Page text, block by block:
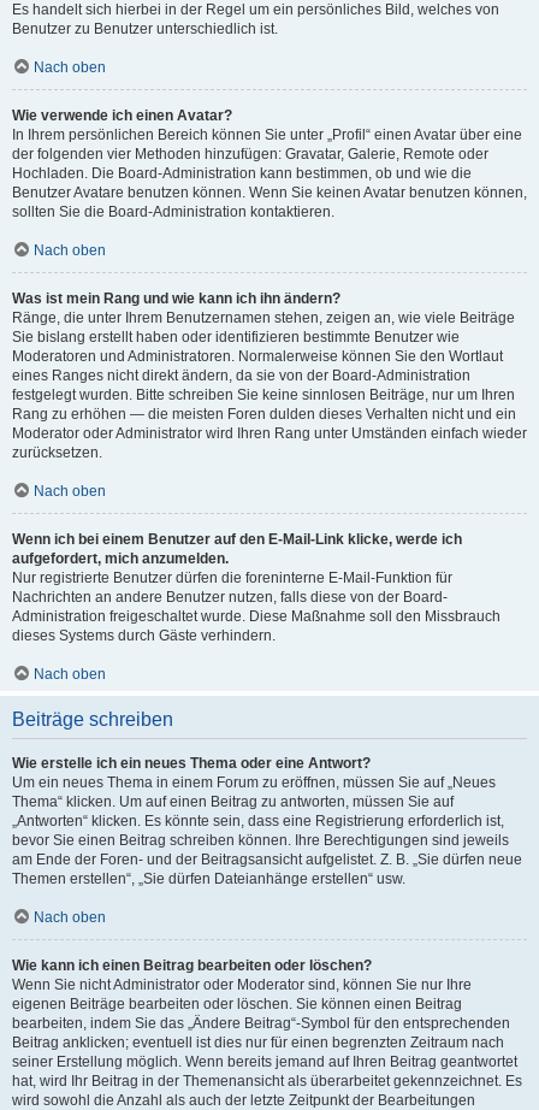
Es handelt sich hierbei in der Regel um ein persönliches Bild, welches von
Benutzer zu Benutzer unterschiedlich ist.
Nach oben
Wie verwende ich einen Avatar?
In Ihrem persönlichen Bereich können Sie unter „Profil“ einen Avatar über eine
der folgenden vier Methoden hinzufügen: Gravatar, Galerie, Remote oder
Hochladen. Die Board-Administration kann bestimmen, ob und wie die
Benutzer Avatare benutzen können. Wenn Sie keinen Avatar benutzen können,
sollten Sie die Board-Administration kontaktieren.
Nach oben
Was ist mein Rang und wie kann ich ihn ändern?
Ränge, die unter Ihrem Benutzernamen stehen, zeigen an, wie viele Beiträge
Sie bislang erstellt haben oder identifizieren bestimmte Benutzer wie
Moderatoren und Administratoren. Normalerweise können Sie den Wortlaut
eines Ranges nicht direkt ändern, da sie von der Board-Administration
festgelegt wurden. Bitte schreiben Sie keine sinnlosen Beiträge, nur um Ihren
Rang zu erhöhen — die meisten Foren dulden dieses Verhalten nicht und ein
Moderator oder Administrator wird Ihren Rang unter Umständen einfach wieder
zurücksetzen.
Nach oben
Wenn ich bei einem Benutzer auf den E-Mail-Link klicke, werde ich
aufgefordert, mich anzumelden.
Nur registrierte Benutzer dürfen die foreninterne E-Mail-Funktion für
Nachrichten an andere Benutzer nutzen, falls diese von der Board-
Administration freigeschaltet wurde. Diese Maßnahme soll den Missbrauch
dieses Systems durch Gäste verhindern.
Nach oben
Beiträge schreiben
Wie erstelle ich ein neues Thema oder eine Antwort?
Um ein neues Thema in einem Forum zu eröffnen, müssen Sie auf „Neues
Thema“ klicken. Um auf einen Beitrag zu antworten, müssen Sie auf
„Antworten“ klicken. Es könnte sein, dass eine Registrierung erforderlich ist,
bevor Sie einen Beitrag schreiben können. Ihre Berechtigungen sind jeweils
am Ende der Foren- und der Beitragsansicht aufgelistet. Z. B. „Sie dürfen neue
Themen erstellen“, „Sie dürfen Dateianhänge erstellen“ usw.
Nach oben
Wie kann ich einen Beitrag bearbeiten oder löschen?
Wenn Sie nicht Administrator oder Moderator sind, können Sie nur Ihre
eigenen Beiträge bearbeiten oder löschen. Sie können einen Beitrag
bearbeiten, indem Sie das „Ändere Beitrag“-Symbol für den entsprechenden
Beitrag anklicken; eventuell ist dies nur für einen begrenzten Zeitraum nach
seiner Erstellung möglich. Wenn bereits jemand auf Ihren Beitrag geantwortet
hat, wird Ihr Beitrag in der Themenansicht als überarbeitet gekennzeichnet. Es
wird sowohl die Anzahl als auch der letzte Zeitpunkt der Bearbeitungen